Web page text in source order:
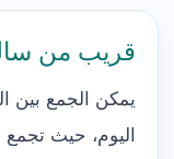
قريب من
يمكن الجمع بين
اليوم، حيث تجمع